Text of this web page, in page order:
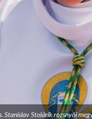
Stanislav Stolárik rozsnyói